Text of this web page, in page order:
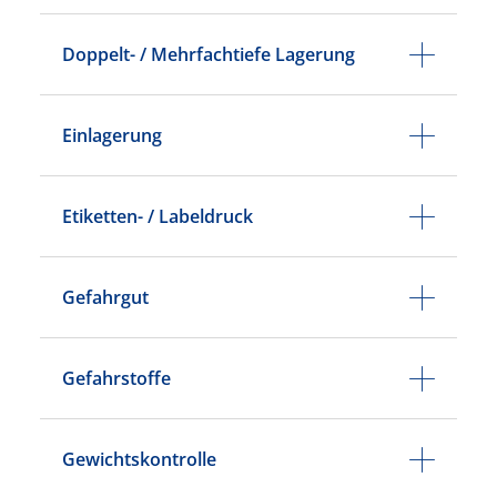
Doppelt- / Mehrfachtiefe Lagerung
Einlagerung
Etiketten- / Labeldruck
Gefahrgut
Gefahrstoffe
Gewichtskontrolle